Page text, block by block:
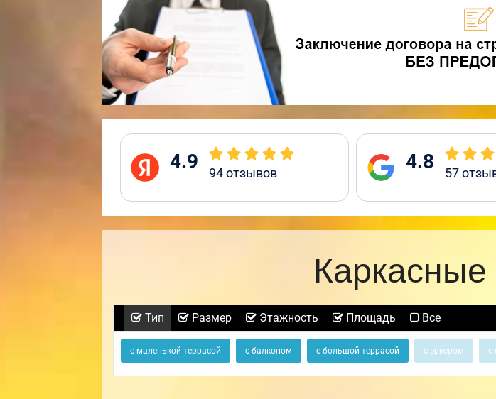
4.9 94отзывов 4.8 57
Тип Размер Этажность Площадь Все
с маленькой террасой с балконом с большой террасой с эркером с